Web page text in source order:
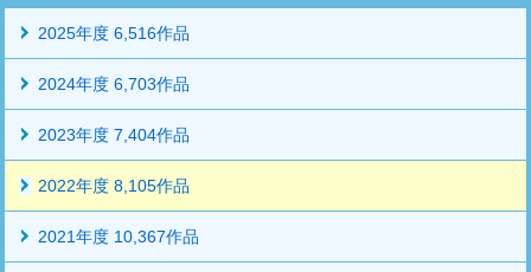
2025年度 6,516作品
2024年度 6,703作品
2023年度 7,404作品
2022年度 8,105作品
2021年度 10,367作品